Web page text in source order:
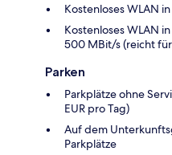
Kostenloses WLAN
Kostenloses WLAN
500 MBit/s (reicht
Parken
Parkplätze ohne
EUR pro Tag)
Auf dem
Parkplätze